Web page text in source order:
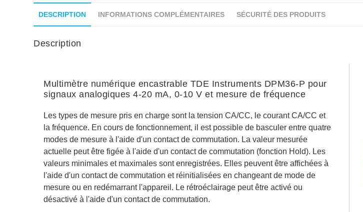
DESCRIPTION INFORMATIONS COMPLÉMENTAIRES SÉCURITÉ DES PRODUITS
Description
Multimètre numérique encastrable TDE Instruments DPM36-P pour
signaux analogiques 4-20 mA, 0-10 V et mesure de fréquence
Les types de mesure pris en charge sont la tension CA/CC, le courant CA/CC et
la fréquence. En cours de fonctionnement, il est possible de basculer entre quatre
modes de mesure à l'aide d'un contact de commutation. La valeur mesurée
actuelle peut être figée à l'aide d'un contact de commutation (fonction Hold). Les
valeurs minimales et maximales sont enregistrées. Elles peuvent être affichées à
l'aide d'un contact de commutation et réinitialisées en changeant de mode de
mesure ou en redémarrant l'appareil. Le rétroéclairage peut être activé ou
désactivé à l'aide d'un contact de commutation.